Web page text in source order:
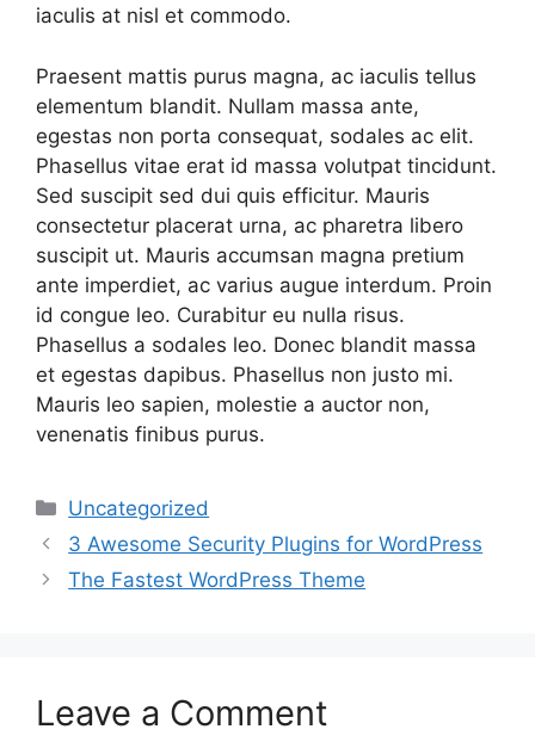
iaculis at nisl et commodo.
Praesent mattis purus magna, ac iaculis tellus
elementum blandit. Nullam massa ante,
egestas non porta consequat, sodales ac elit.
Phasellus vitae erat id massa volutpat tincidunt.
Sed suscipit sed dui quis efficitur. Mauris
consectetur placerat urna, ac pharetra libero
suscipit ut. Mauris accumsan magna pretium
ante imperdiet, ac varius augue interdum. Proin
id congue leo. Curabitur eu nulla risus.
Phasellus a sodales leo. Donec blandit massa
et egestas dapibus. Phasellus non justo mi.
Mauris leo sapien, molestie a auctor non,
venenatis finibus purus.
Categories
Uncategorized
3 Awesome Security Plugins for WordPress
The Fastest WordPress Theme
Leave a Comment